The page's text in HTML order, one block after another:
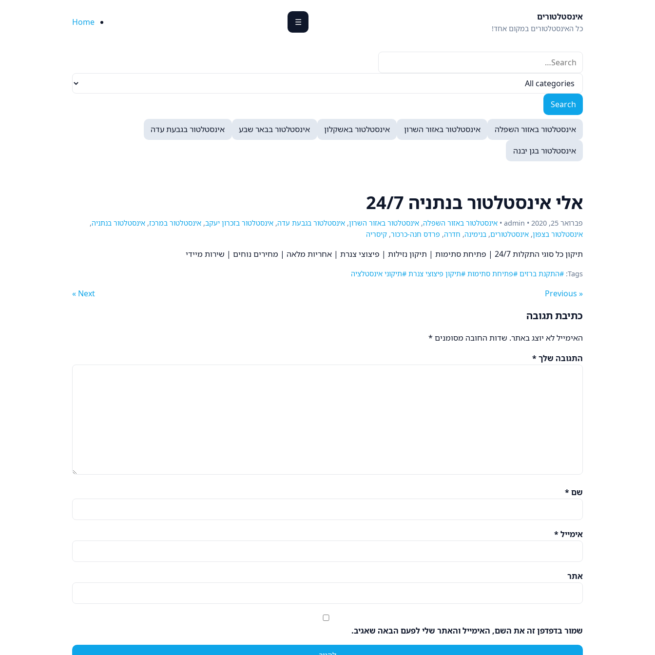
אינסטלטורים
כל האינסטלטורים במקום אחד!
☰
Toggle
Home
Search
for:
Filter
by
category
Search
אינסטלטור באזור השפלה אינסטלטור באזור השרון אינסטלטור באשקלון אינסטלטור בבאר שבע
אינסטלטור בגבעת עדה
אינסטלטור בגן יבנה
אלי אינסטלטור בנתניה 24/7
פברואר 25, 2020 • admin • אינסטלטור באזור השפלה, אינסטלטור באזור השרון, אינסטלטור בגבעת עדה, אינסטלטור בזכרון יעקב, אינסטלטור במרכז, אינסטלטור בנתניה,
אינסטלטור בצפון, אינסטלטורים, בנימינה, חדרה, פרדס חנה-כרכור, קיסריה
תיקון כל סוגי התקלות 24/7 | פתיחת סתימות | תיקון נזילות | פיצוצי צנרת | אחריות מלאה | מחירים נוחים | שירות מיידי
Tags: #התקנת ברזים #פתיחת סתימות #תיקון פיצוצי צנרת #תיקוני אינסטלציה
« Previous
Next »
כתיבת תגובה
האימייל לא יוצג באתר. שדות החובה מסומנים *
התגובה שלך*
שם*
אימייל*
אתר
שמור בדפדפן זה את השם, האימייל והאתר שלי לפעם הבאה שאגיב.